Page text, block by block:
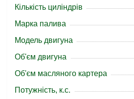
Кількість циліндрів
Марка палива
Модель двигуна
Об'єм двигуна
Об'єм масляного картера
Потужність, к.с.